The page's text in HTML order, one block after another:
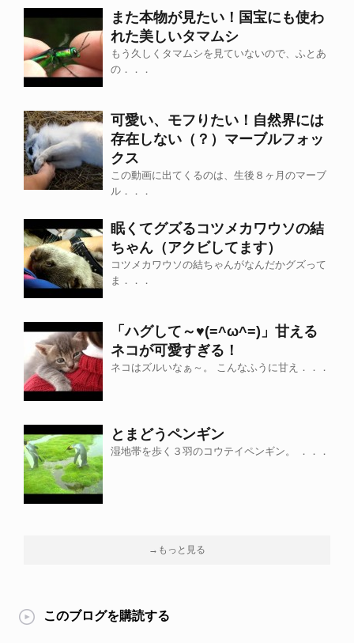
また本物が見たい！国宝にも使わ
れた美しいタマムシ
もう久しくタマムシを見ていないので、ふとあ
の．．．
可愛い、モフりたい！自然界には
存在しない（？）マーブルフォッ
クス
この動画に出てくるのは、生後８ヶ月のマーブ
ル．．．
眠くてグズるコツメカワウソの結
ちゃん（アクビしてます）
コツメカワウソの結ちゃんがなんだかグズって
ま．．．
「ハグして～♥(=^ω^=)」甘える
ネコが可愛すぎる！
ネコはズルいなぁ～。 こんなふうに甘え．．．
とまどうペンギン
湿地帯を歩く３羽のコウテイペンギン。 ．．．
→もっと見る
このブログを購読する